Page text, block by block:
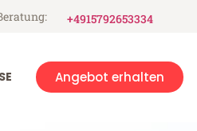
+4915792653334
Angebot erhalten